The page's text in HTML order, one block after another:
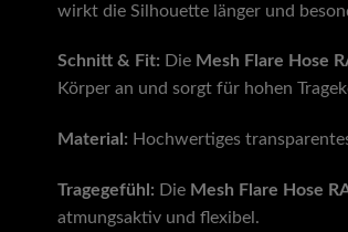
wirkt die Silhouette länger und
Schnitt & Fit: Die Mesh Flare Hose
Körper an und sorgt für hohen
Material: Hochwertiges
Tragegefühl: Die Mesh Flare Hose
atmungsaktiv und flexibel.